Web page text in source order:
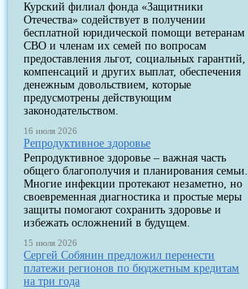
Курский филиал фонда «Защитники
Отечества» содействует в получении
бесплатной юридической помощи ветеранам
СВО и членам их семей по вопросам
предоставления льгот, социальных гарантий,
компенсаций и других выплат, обеспечения
денежным довольствием, которые
предусмотрены действующим
законодательством.
16 июля 2026
Репродуктивное здоровье
Репродуктивное здоровье – важная часть
общего благополучия и планирования семьи.
Многие инфекции протекают незаметно, но
своевременная диагностика и простые меры
защиты помогают сохранить здоровье и
избежать осложнений в будущем.
15 июля 2026
Сергей Собянин предложил перенести
платежи регионов по бюджетным кредитам
на три года